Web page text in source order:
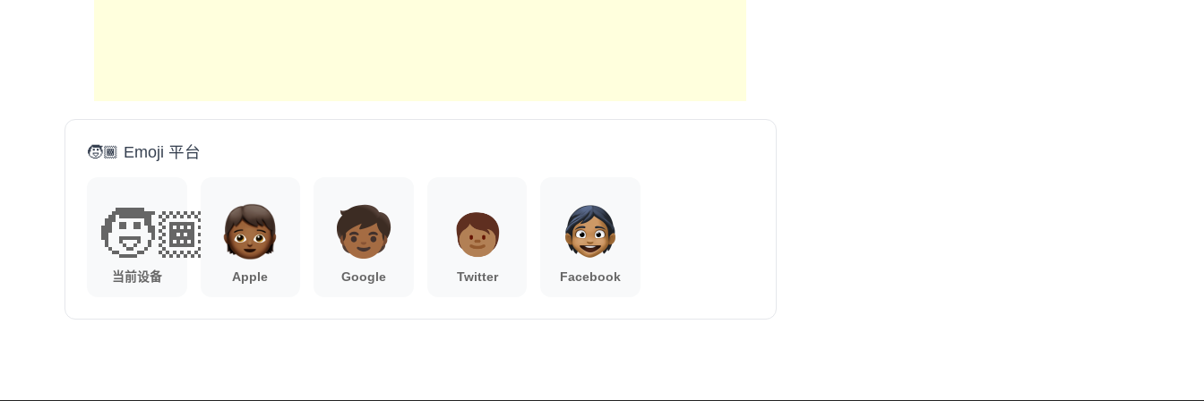
🧒🏾 Emoji 平台
🧒🏾
当前设备 Apple Google Twitter Facebook